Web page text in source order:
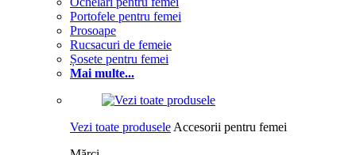
Portofele pentru femei
Prosoape
Rucsacuri de femeie
Șosete pentru femei
Mai multe...
Vezi toate produsele Accesorii pentru femei